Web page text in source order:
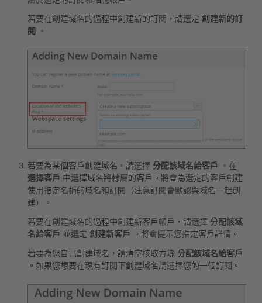
若要在創建域名的過程中創建新的訂閱，請選定 創建新的訂
閱
。
若要為某個客戶創建域名，請選擇 分配該域名給客戶
。在
選擇客戶 中選擇域名將隸屬的客戶。將會為選定的客戶創建
使用指定名稱的域名和訂閱（注意訂閱會默認與域名一起創
建）。
若要在創建域名的過程中創建新客戶帳戶，請選擇 分配該域
名給客戶 並選定 創建新客戶 。將會提示您指定客戶詳情。
若要為您自己創建域名，請清空核取方塊 分配該域名給客戶
。如果您想要在現有訂閱下創建域名請選擇您的一個訂閱。